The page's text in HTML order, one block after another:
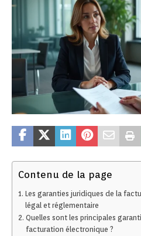
Contenu de la page
Les garanties juridiques de la
légal et réglementaire
Quelles sont les principales
facturation électronique ?